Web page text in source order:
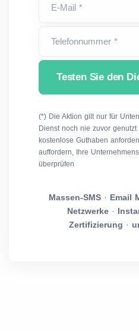
E-Mail *
Telefonnummer *
Testen Sie den
(*) Die Aktion gilt nur für
Dienst noch nie zuvor
kostenlose Guthaben
auffordern, Ihre
überprüfen
Massen-SMS· Email
Netzwerke·
Zertifizierung ·